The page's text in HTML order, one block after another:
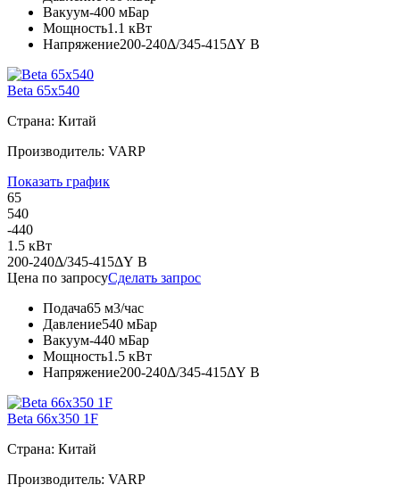
Вакуум-400 мБар
Мощность1.1 кВт
Напряжение200-240Δ/345-415ΔY В
Beta 65x540
Страна: Китай
Производитель: VARP
Показать график
65
540
-440
1.5 кВт
200-240Δ/345-415ΔY В
Цена по запросуСделать запрос
Подача65 м3/час
Давление540 мБар
Вакуум-440 мБар
Мощность1.5 кВт
Напряжение200-240Δ/345-415ΔY В
Beta 66x350 1F
Страна: Китай
Производитель: VARP